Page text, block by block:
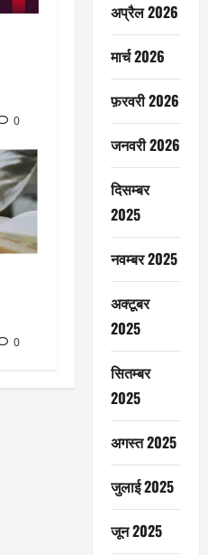
0
0
अप्रैल 2026
मार्च 2026
फ़रवरी 2026
जनवरी 2026
दिसम्बर
2025
नवम्बर 2025
अक्टूबर
2025
सितम्बर
2025
अगस्त 2025
जुलाई 2025
जून 2025